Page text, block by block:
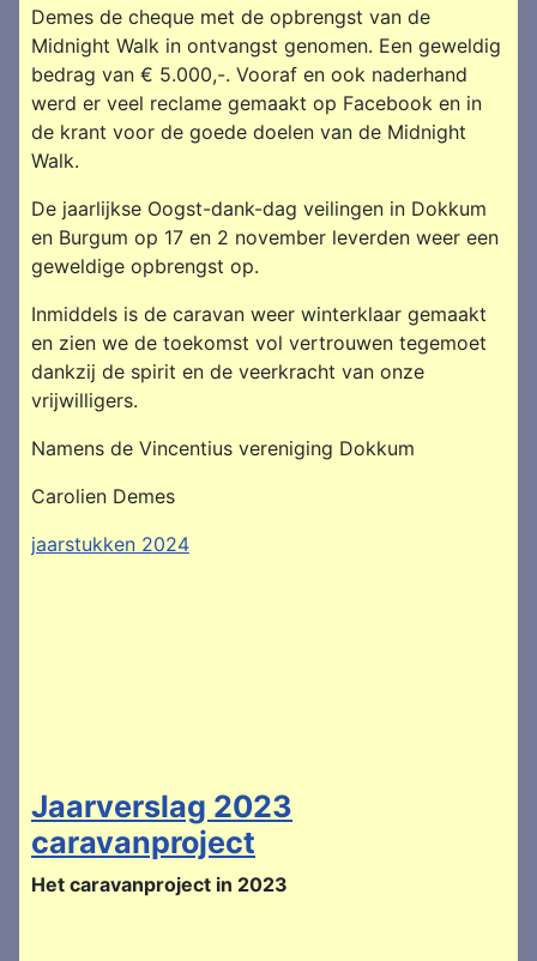
Demes de cheque met de opbrengst van de
Midnight Walk in ontvangst genomen. Een geweldig
bedrag van € 5.000,-. Vooraf en ook naderhand
werd er veel reclame gemaakt op Facebook en in
de krant voor de goede doelen van de Midnight
Walk.
De jaarlijkse Oogst-dank-dag veilingen in Dokkum
en Burgum op 17 en 2 november leverden weer een
geweldige opbrengst op.
Inmiddels is de caravan weer winterklaar gemaakt
en zien we de toekomst vol vertrouwen tegemoet
dankzij de spirit en de veerkracht van onze
vrijwilligers.
Namens de Vincentius vereniging Dokkum
Carolien Demes
jaarstukken 2024
Jaarverslag 2023
caravanproject
Het caravanproject in 2023